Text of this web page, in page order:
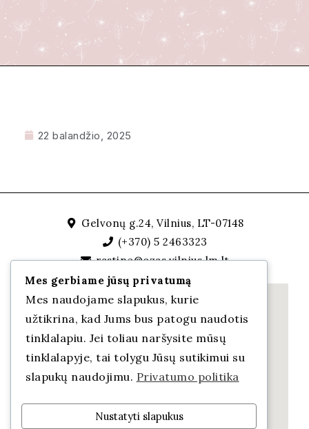
22 balandžio, 2025
Gelvonų g.24, Vilnius, LT-07148
(+370) 5 2463323
rastine@ozas.vilnius.lm.lt
Mes gerbiame jūsų privatumą
Mes naudojame slapukus, kurie
užtikrina, kad Jums bus patogu naudotis
tinklalapiu. Jei toliau naršysite mūsų
tinklalapyje, tai tolygu Jūsų sutikimui su
slapukų naudojimu. Privatumo politika
Nustatyti slapukus